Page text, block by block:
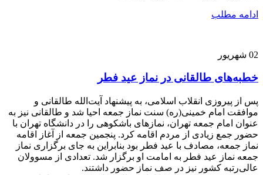
ادامه مطلب
02 شهریور
خطبه‌های طالقانی در نماز عید فطر
پس از پیروزی انقلاب اسلامی، به پیشنهاد آیت‌الله طالقانی و
موافقت امام خمینی(ره) سنت نماز جمعه احیا شد و طالقانی نیز به
عنوان امام جمعه تهران، نمازهای باشکوهی را در دانشگاه تهران با
حضور جمع زیادی از مردم اقامه کرد. پنجمین جمعه از آغاز اقامه
نماز جمعه، مصادف با عید فطر بود بنابراین به جای برگزاری نماز
جمعه نماز عید فطر به امامت او برگزار شد. تعدادی از مسوولان
عالی‌رتبه کشور نیز در صف نماز حضور داشتند.